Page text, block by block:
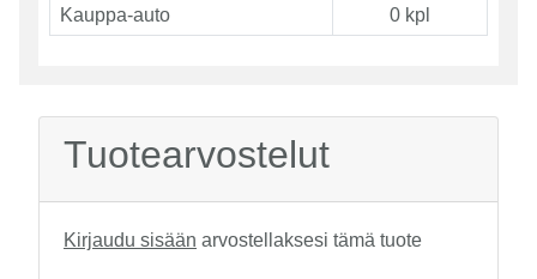
Kauppa-auto
0 kpl
Tuotearvostelut
Kirjaudu sisään arvostellaksesi tämä tuote